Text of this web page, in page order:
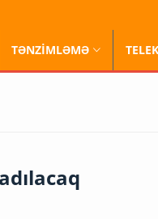
TƏNZİMLƏMƏ